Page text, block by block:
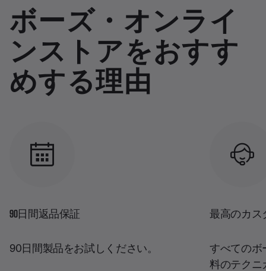
ボーズ・オンライ
ンストアをおすす
めする理由
90日間返品保証
90日間製品をお試しください。
最高のカス
すべてのボ
料のテクニ